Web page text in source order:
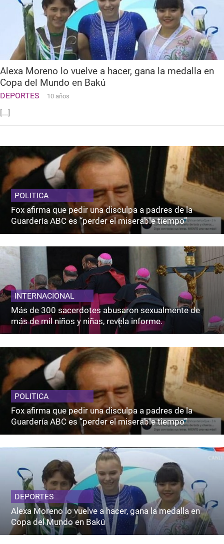
Alexa Moreno lo vuelve a hacer, gana la medalla en
Copa del Mundo en Bakú
DEPORTES 10 años
[...]
POLITICA
Fox afirma que pedir una disculpa a padres de la
Guardería ABC es “perder el miserable tiempo”
INTERNACIONAL
Más de 300 sacerdotes abusaron sexualmente de
más de mil niños y niñas, revela informe.
POLITICA
Fox afirma que pedir una disculpa a padres de la
Guardería ABC es “perder el miserable tiempo”
DEPORTES
Alexa Moreno lo vuelve a hacer, gana la medalla en
Copa del Mundo en Bakú